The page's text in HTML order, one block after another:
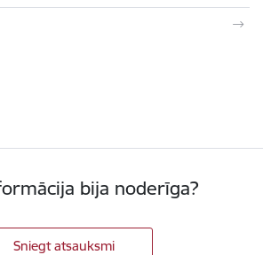
bija noderīga?
Sniegt atsauksmi